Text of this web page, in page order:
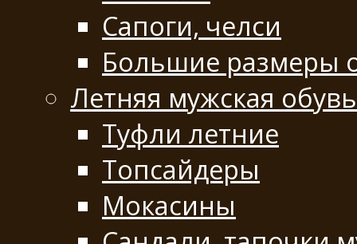
Сапоги, челси
Большие размеры
Летняя мужская обувь
Туфли летние
Топсайдеры
Мокасины